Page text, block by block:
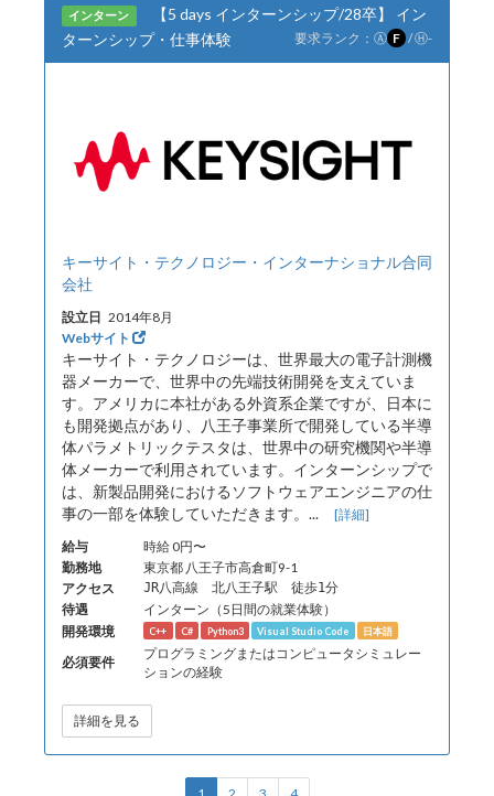
インターン
【5 days インターンシップ/28卒】 イン
ターンシップ・仕事体験
要求ランク： Ⓐ F /Ⓗ-
キーサイト・テクノロジー・インターナショナル合同
会社
設立日 2014年8月
Webサイト
キーサイト・テクノロジーは、世界最大の電子計測機
器メーカーで、世界中の先端技術開発を支えていま
す。アメリカに本社がある外資系企業ですが、日本に
も開発拠点があり、八王子事業所で開発している半導
体パラメトリックテスタは、世界中の研究機関や半導
体メーカーで利用されています。インターンシップで
は、新製品開発におけるソフトウェアエンジニアの仕
事の一部を体験していただきます。... [詳細]
給与
時給 0円〜
勤務地
東京都 八王子市高倉町9-1
アクセス
JR八高線 北八王子駅 徒歩1分
待遇
インターン（5日間の就業体験）
開発環境
C++ C# Python3 Visual Studio Code 日本語
必須要件
プログラミングまたはコンピュータシミュレー
ションの経験
詳細を見る